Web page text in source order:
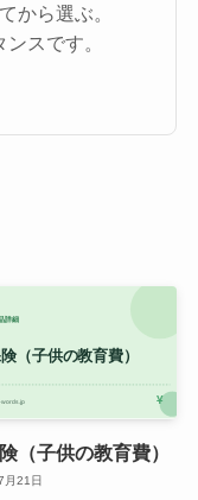
から選ぶ。
スです。
（子供の教育費）
月21日